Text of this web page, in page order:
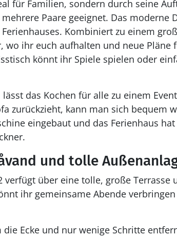
für Familien, sondern durch seine
Paare geeignet. Das moderne
Kombiniert zu einem
wo ihr euch aufhalten und neue Pläne
könnt ihr Spiele spielen oder
das Kochen für alle zu einem
zurückzieht, kann man sich bequem
eingebaut und das Ferienhaus
und tolle
über eine tolle, große Terrasse
ihr gemeinsame Abende
Ecke und nur wenige Schritte